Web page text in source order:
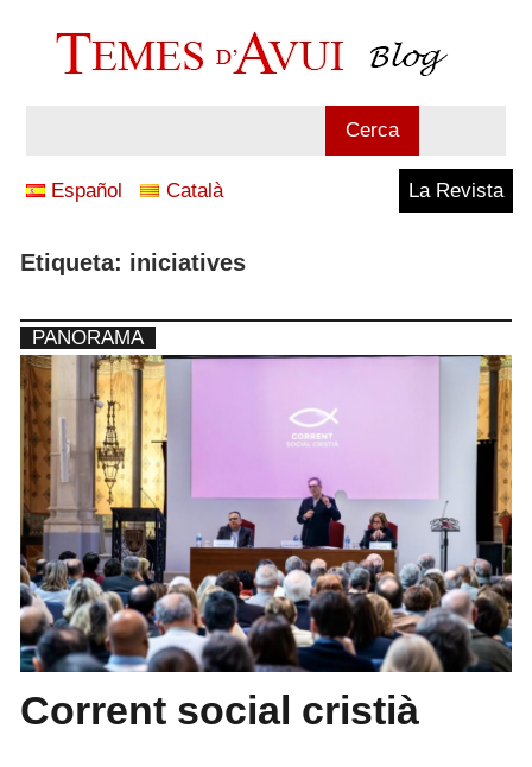
Temes
Cerca
Español Català La Revista
Etiqueta: iniciatives
PANORAMA
Corrent social cristià